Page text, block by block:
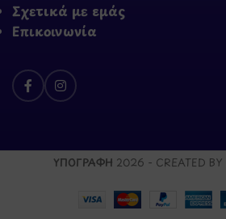
Σχετικά με εμάς
Επικοινωνία
ΥΠΟΓΡΑΦΗ 2026 - CREATED BY